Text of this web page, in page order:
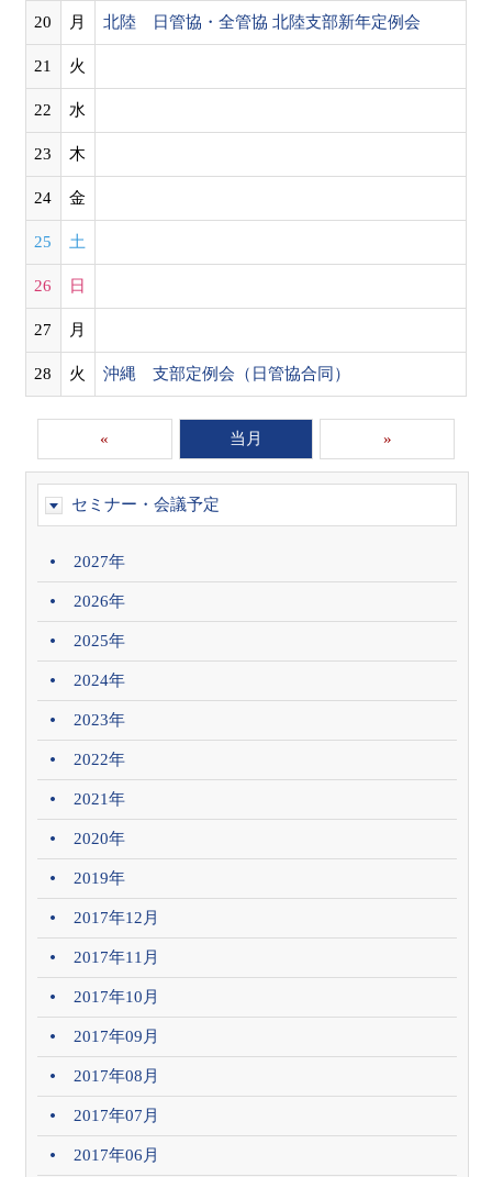
20 月 北陸 日管協・全管協 北陸支部新年定例会
21 火
22 水
23 木
24 金
25 土
26 日
27 月
28 火 沖縄 支部定例会（日管協合同）
« 当月 »
セミナー・会議予定
2027年
2026年
2025年
2024年
2023年
2022年
2021年
2020年
2019年
2017年12月
2017年11月
2017年10月
2017年09月
2017年08月
2017年07月
2017年06月